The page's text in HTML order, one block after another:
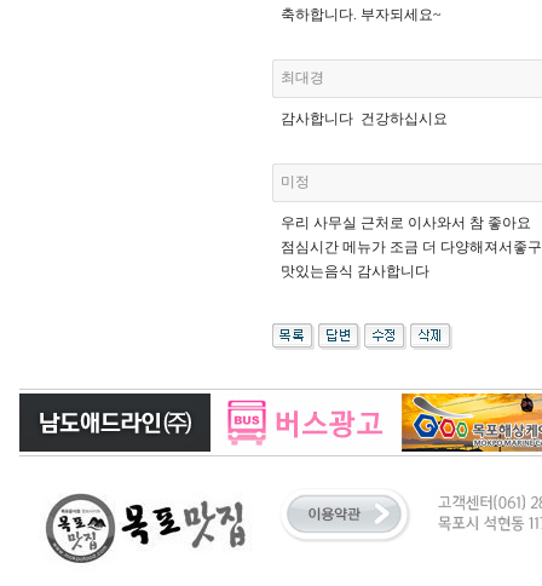
축하합니다. 부자되세요~
최대경
감사합니다 건강하십시요
미정
우리 사무실 근처로 이사와서 참 좋아요
점심시간 메뉴가 조금 더 다양해져서좋
맛있는음식 감사합니다